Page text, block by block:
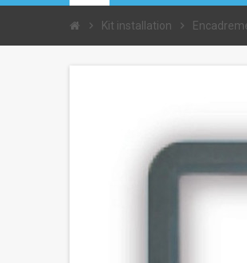
chevron_right Kit installation chevron_right